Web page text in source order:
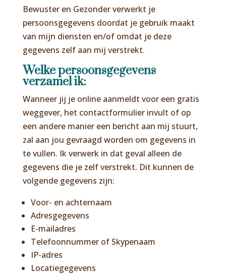
Bewuster en Gezonder verwerkt je
persoonsgegevens doordat je gebruik maakt
van mijn diensten en/of omdat je deze
gegevens zelf aan mij verstrekt.
Welke persoonsgegevens
verzamel ik:
Wanneer jij je online aanmeldt voor een gratis
weggever, het contactformulier invult of op
een andere manier een bericht aan mij stuurt,
zal aan jou gevraagd worden om gegevens in
te vullen. Ik verwerk in dat geval alleen de
gegevens die je zelf verstrekt. Dit kunnen de
volgende gegevens zijn:
Voor- en achternaam
Adresgegevens
E-mailadres
Telefoonnummer of Skypenaam
IP-adres
Locatiegegevens